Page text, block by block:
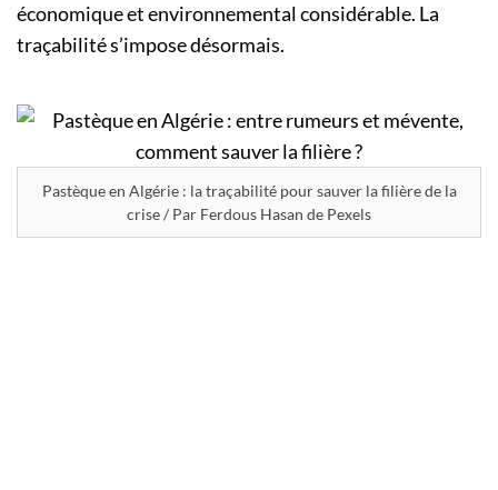
économique et environnemental considérable. La
traçabilité s’impose désormais.
Pastèque en Algérie : la traçabilité pour sauver la filière de la
crise / Par Ferdous Hasan de Pexels